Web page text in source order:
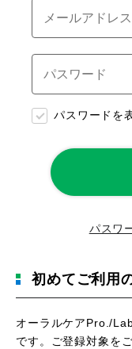
パスワードを
パスワ
初めてご利用
オーラルケアPro./
です。ご登録対象を